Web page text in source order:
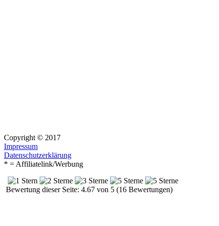
Copyright © 2017
Impressum
Datenschutzerklärung
* = Affiliatelink/Werbung
Bewertung dieser Seite: 4.67 von 5 (16 Bewertungen)